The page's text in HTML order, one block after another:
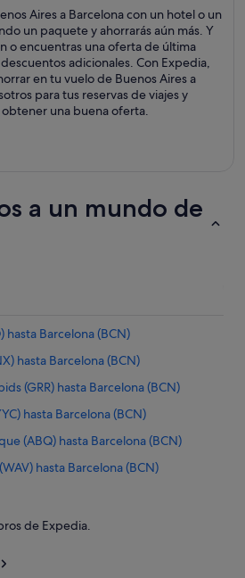
Aires a Barcelona con un hotel o un
un paquete y ahorrarás aún más. Y
o encuentras una oferta de última
adicionales. Con Expedia,
en tu vuelo de Buenos Aires a
para tus reservas de viajes y
una buena oferta.
a un mundo de
hasta Barcelona (BCN)
hasta Barcelona (BCN)
(GRR) hasta Barcelona (BCN)
hasta Barcelona (BCN)
(ABQ) hasta Barcelona (BCN)
hasta Barcelona (BCN)
hasta Barcelona (BCN)
hasta Barcelona (BCN)
de Expedia.